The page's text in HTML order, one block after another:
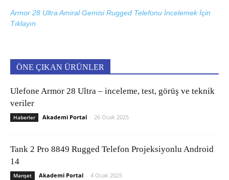
Armor 28 Ultra Amiral Gemisi Rugged Telefonu İncelemek İçin
Tıklayın
ÖNE ÇIKAN ÜRÜNLER
Ulefone Armor 28 Ultra – inceleme, test, görüş ve teknik
veriler
Haberler Akademi Portal - 26 Ocak 2025
Tank 2 Pro 8849 Rugged Telefon Projeksiyonlu Android
14
Manşet Akademi Portal - 4 Ocak 2025